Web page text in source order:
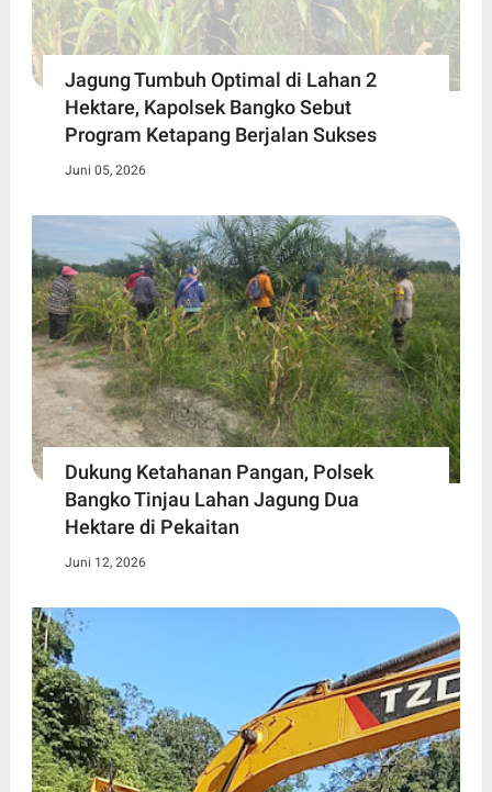
Jagung Tumbuh Optimal di Lahan 2
Hektare, Kapolsek Bangko Sebut
Program Ketapang Berjalan Sukses
Juni 05, 2026
Dukung Ketahanan Pangan, Polsek
Bangko Tinjau Lahan Jagung Dua
Hektare di Pekaitan
Juni 12, 2026